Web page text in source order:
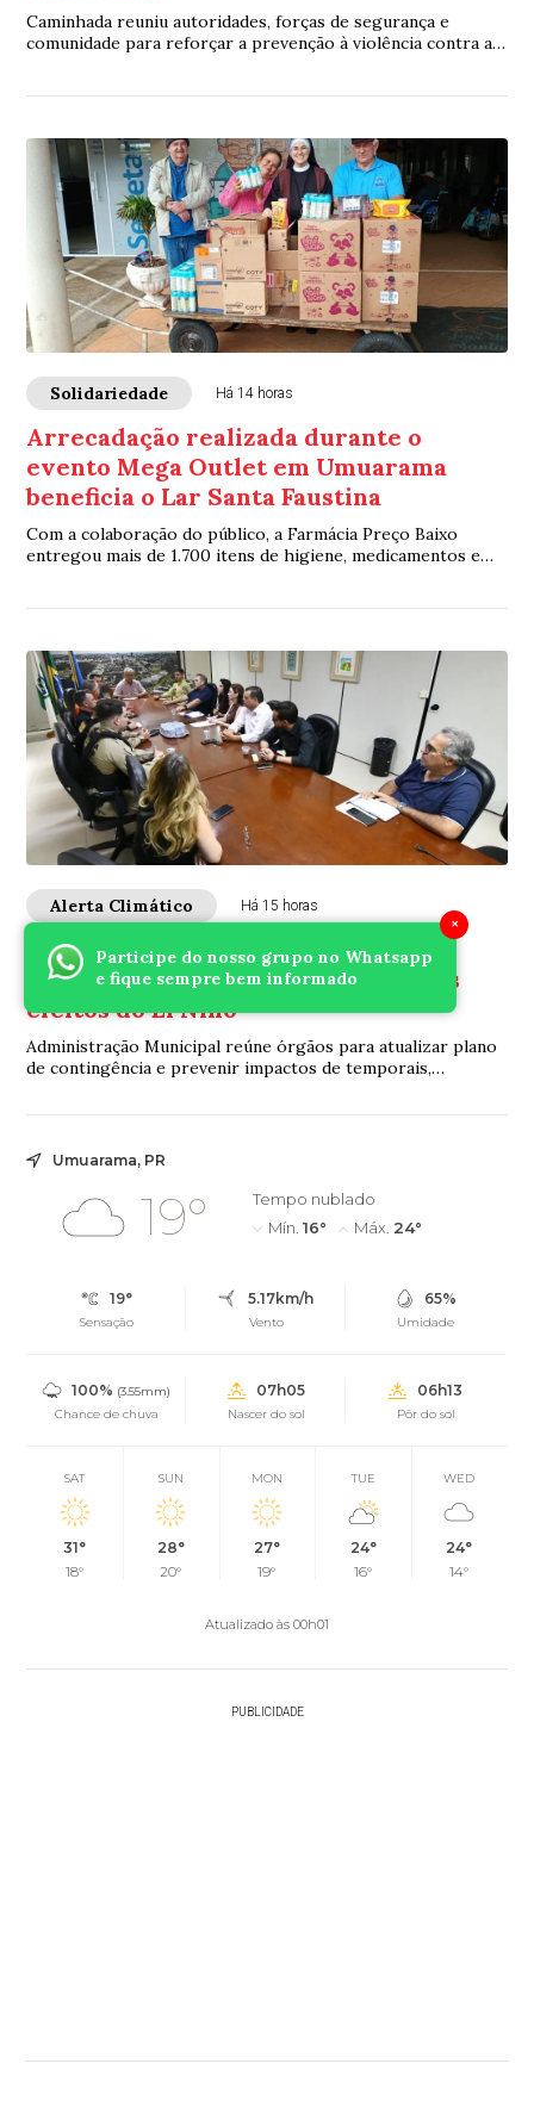
×
Participe do nosso grupo no Whatsapp
e fique sempre bem informado
Caminhada reuniu autoridades, forças de segurança e
comunidade para reforçar a prevenção à violência contra a
Solidariedade Há 14 horas
Arrecadação realizada durante o
evento Mega Outlet em Umuarama
beneficia o Lar Santa Faustina
Com a colaboração do público, a Farmácia Preço Baixo
entregou mais de 1.700 itens de higiene, medicamentos e
Alerta Climático Há 15 horas
Prefeitura de Umuarama discute
medidas preventivas para possíveis
efeitos do El Niño
Administração Municipal reúne órgãos para atualizar plano
de contingência e prevenir impactos de temporais,
Umuarama, PR
19°
Tempo nublado
Mín. 16° Máx. 24°
19°
Sensação
5.17km/h
Vento
65%
Umidade
100% (3.55mm)
Chance de chuva
07h05
Nascer do sol
06h13
Pôr do sol
SAT
31°
18°
SUN
28°
20°
MON
27°
19°
TUE
24°
16°
WED
24°
14°
Atualizado às 00h01
PUBLICIDADE